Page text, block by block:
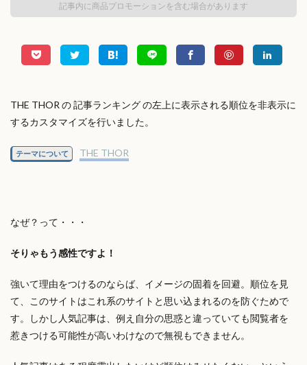
記事内に商品プロモーションを含む場合があります
THE THOR の 記事ランキング の左上に表示される順位を非表示に
するカスタマイズを行いました。
テーマについて THE THOR
なぜ？って・・・
そりゃもう感性ですよ！
強いて理由をつけるのならば、イメージの固着を回避。順位を見
て、このサイトはこれ系のサイトと思い込まれるのを防ぐためで
す。しかし人気記事は、例え自分の思惑と違っていても閲覧者を
惹きつける可能性が高いわけなので無視もできません。